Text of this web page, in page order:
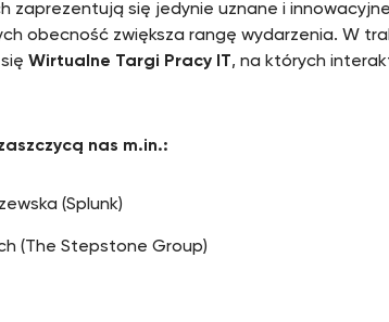
zaprezentują się jedynie uznane i
obecność zwiększa rangę wydarzenia. W
Wirtualne Targi Pracy IT, na których
nas m.in.:
(Splunk)
(The Stepstone Group)